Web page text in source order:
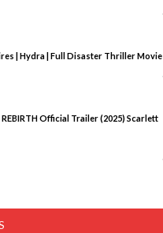
| Hydra | Full Disaster Thriller Movie
REBIRTH Official Trailer (2025) Scarlett